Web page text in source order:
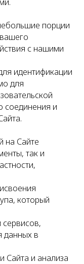
порции
с нашими
идентификации
для
соединения и
на Сайте
так и
который
сервисов,
данных в
Сайта и анализа